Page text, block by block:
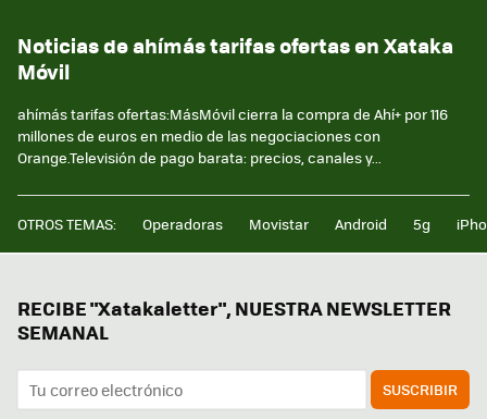
Noticias de ahímás tarifas ofertas en Xataka
Móvil
ahímás tarifas ofertas:MásMóvil cierra la compra de Ahí+ por 116
millones de euros en medio de las negociaciones con
Orange.Televisión de pago barata: precios, canales y...
OTROS TEMAS: Operadoras Movistar Android 5g
RECIBE "Xatakaletter", NUESTRA NEWSLETTER
SEMANAL
SUSCRIBIR